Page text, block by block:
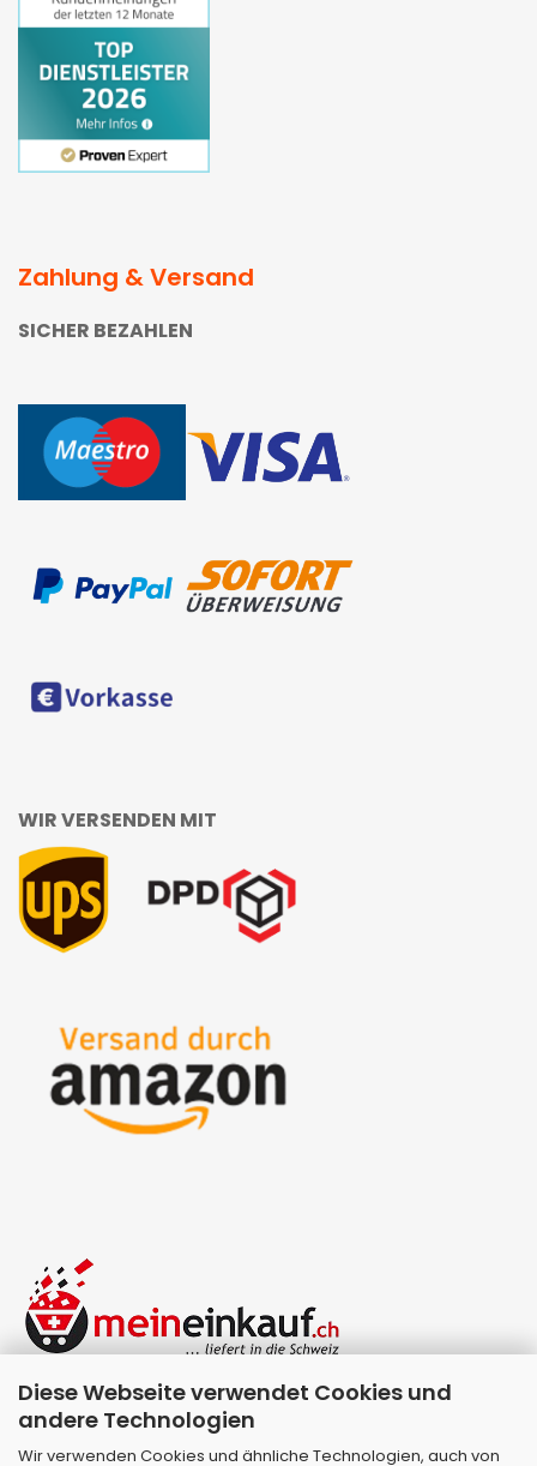
Diese Webseite verwendet Cookies und
andere Technologien
Wir verwenden Cookies und ähnliche Technologien, auch von
Zahlung & Versand
SICHER BEZAHLEN
WIR VERSENDEN MIT